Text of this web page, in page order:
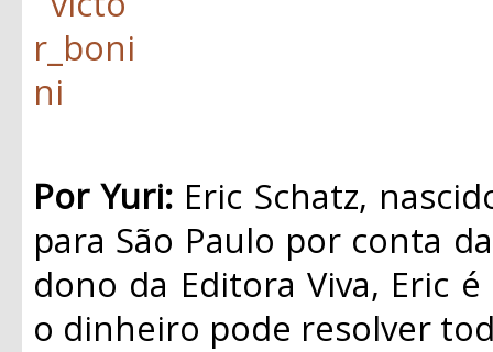
Por Yuri: Eric Schatz,
para São Paulo por conta
dono da Editora Viva, Eric
o dinheiro pode resolver